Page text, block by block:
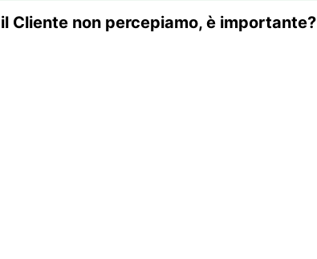
Cliente non percepiamo, è importante?